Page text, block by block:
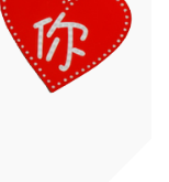
Romantic